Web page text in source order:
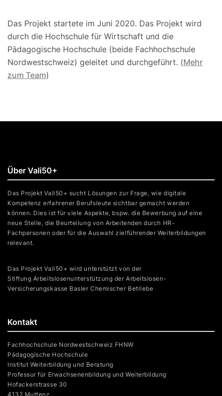
Das Projekt startete im Juni 2020. Das Projekt wird
durch die Hochschule für Wirtschaft und die
Pädagogische Hochschule (beide Fachhochschule
Nordwestschweiz) geleitet und durchgeführt. (Mehr
zum Team)
Kontakt
Fachhochschule Nordwestschweiz FHNW
Pädagogische Hochschule
Institut Weiterbildung und Beratung
Professur für Erwachsenenbildung und Weiterbildung
Hofackerstrasse 30
4132 Muttenz
Über Vali50+
Das Projekt Vali50+ sucht Lösungen zur Frage, wie digitale
Kompetenz erfahrener Berufsleute sichtbar gemacht werden
können. Dies ist für viele Aspekte, bspw. die Bewerbung auf eine
neue Stelle, die Beurteilung von Arbeitenden durch HR-
Fachpersonen oder für die Auswahl zielführender Weiterbildungen
relevant.
Das Projekt Vali50+ wird unterstützt von der
Stiftung Arbeitslosenunterstützung der Arbeitslosen-
Versicherungskasse Basler Chemischer Betriebe